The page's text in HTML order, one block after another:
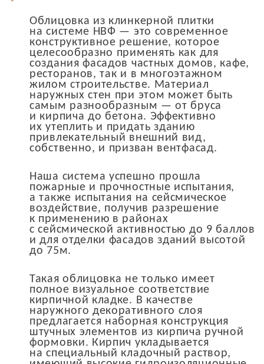
Облицовка из клинкерной плитки
на системе НВФ — это современное
конструктивное решение, которое
целесообразно применять как для
создания фасадов частных домов, кафе,
ресторанов, так и в многоэтажном
жилом строительстве. Материал
наружных стен при этом может быть
самым разнообразным — от бруса
и кирпича до бетона. Эффективно
их утеплить и придать зданию
привлекательный внешний вид,
собственно, и призван вентфасад.
Наша система успешно прошла
пожарные и прочностные испытания,
а также испытания на сейсмическое
воздействие, получив разрешение
к применению в районах
с сейсмической активностью до 9 баллов
и для отделки фасадов зданий высотой
до 75м.
Такая облицовка не только имеет
полное визуальное соответствие
кирпичной кладке. В качестве
наружного декоративного слоя
предлагается наборная конструкция
штучных элементов из кирпича ручной
формовки. Кирпич укладывается
на специальный кладочный раствор,